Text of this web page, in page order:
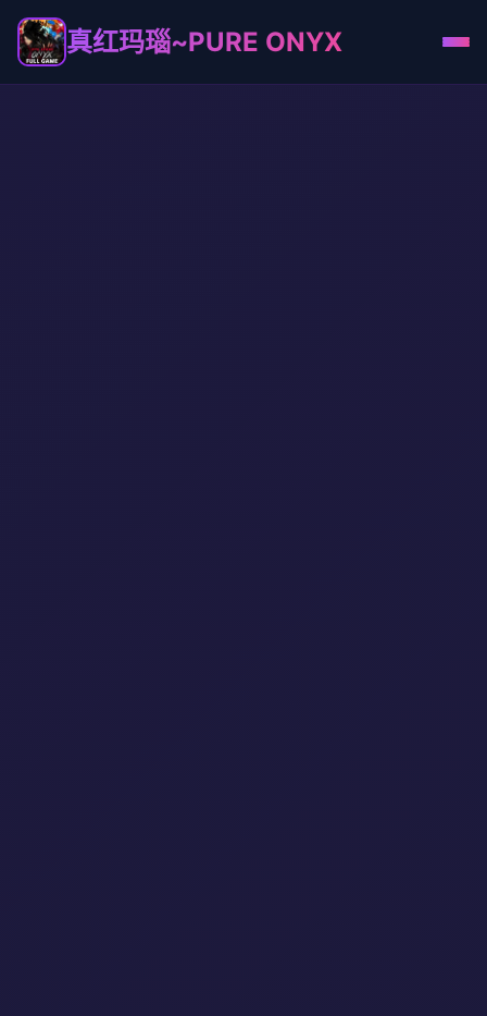
真红玛瑙~PURE ONYX